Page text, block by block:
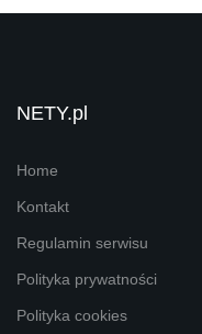
NETY.pl
Home
Kontakt
Regulamin serwisu
Polityka prywatności
Polityka cookies